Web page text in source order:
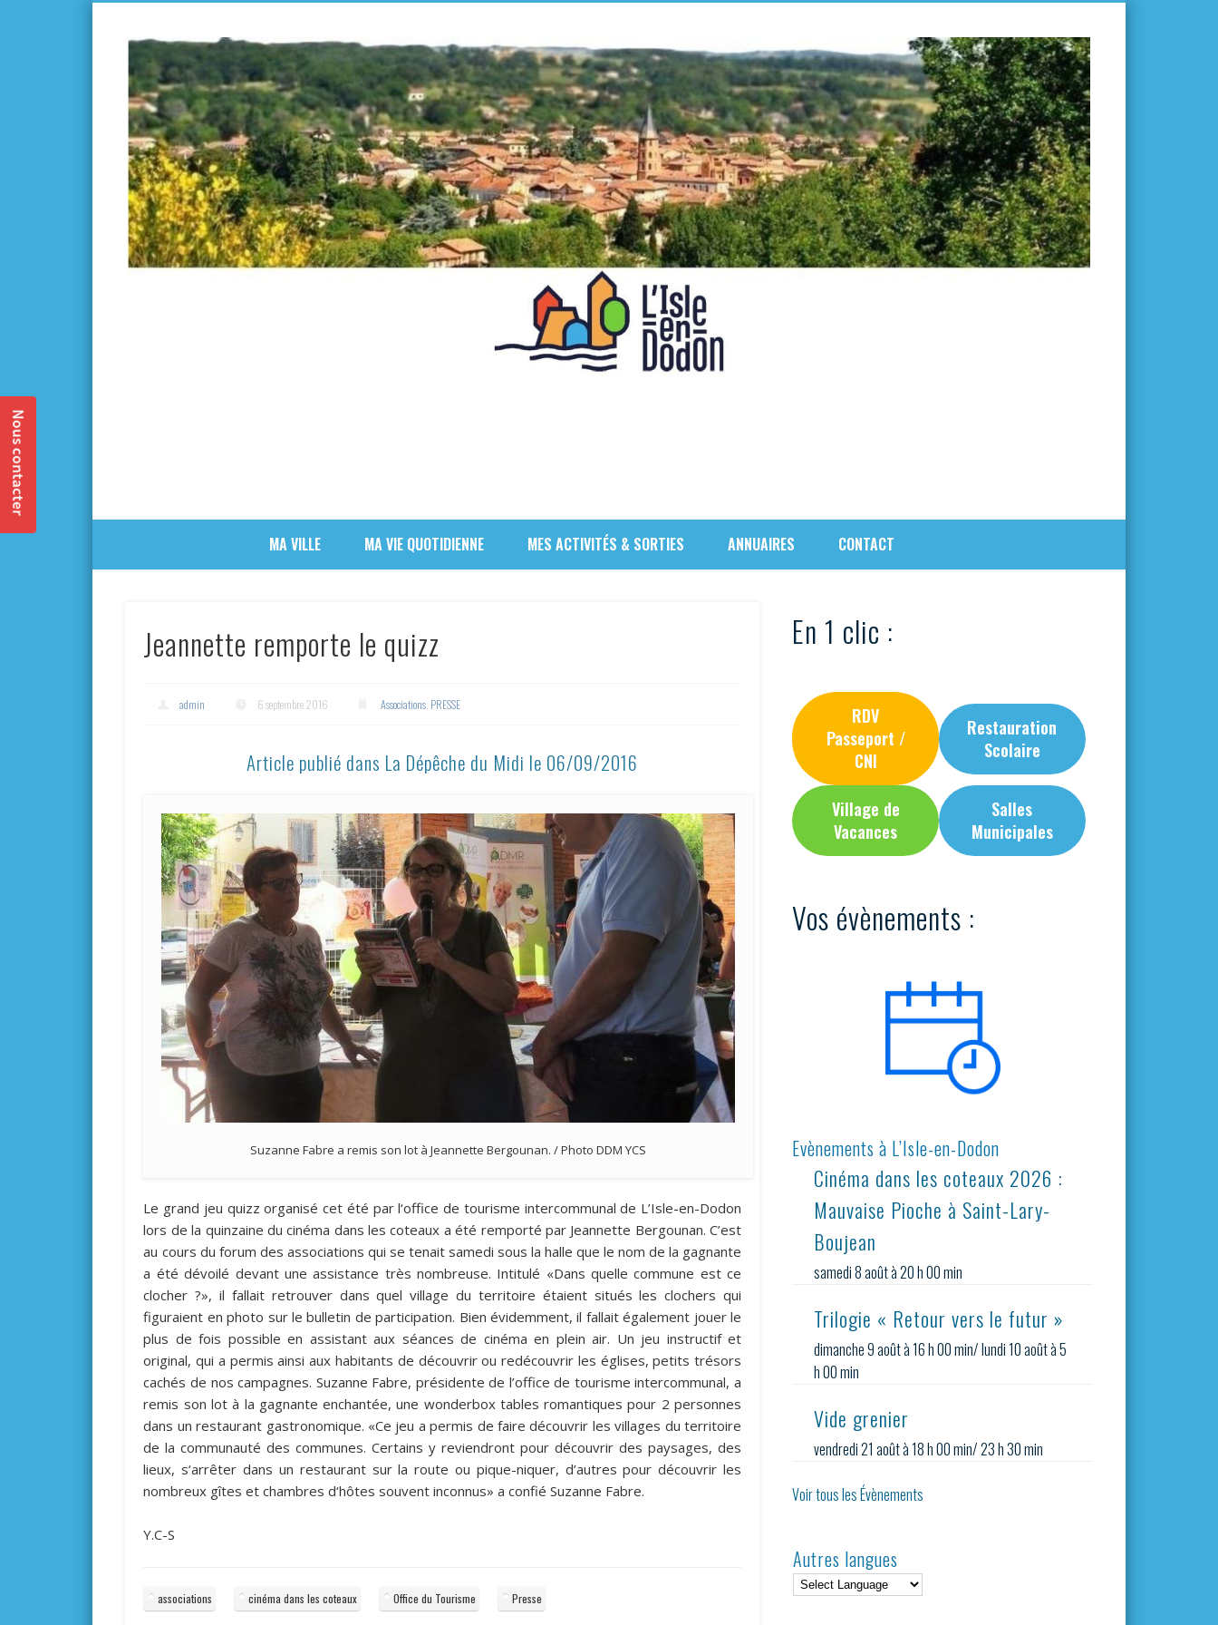
MA VILLE MA VIE QUOTIDIENNE MES ACTIVITÉS & SORTIES ANNUAIRES CONTACT
Jeannette remporte le quizz
admin 6 septembre 2016 Associations PRESSE
Article publié dans La Dépêche du Midi le 06/09/2016
Suzanne Fabre a remis son lot à Jeannette Bergounan. / Photo DDM YCS
Le grand jeu quizz organisé cet été par l‘office de tourisme intercommunal de L’Isle-en-Dodon
lors de la quinzaine du cinéma dans les coteaux a été remporté par Jeannette Bergounan. C’est
au cours du forum des associations qui se tenait samedi sous la halle que le nom de la gagnante
a été dévoilé devant une assistance très nombreuse. Intitulé «Dans quelle commune est ce
clocher ?», il fallait retrouver dans quel village du territoire étaient situés les clochers qui
figuraient en photo sur le bulletin de participation. Bien évidemment, il fallait également jouer le
plus de fois possible en assistant aux séances de cinéma en plein air. Un jeu instructif et
original, qui a permis ainsi aux habitants de découvrir ou redécouvrir les églises, petits trésors
cachés de nos campagnes. Suzanne Fabre, présidente de l’office de tourisme intercommunal, a
remis son lot à la gagnante enchantée, une wonderbox tables romantiques pour 2 personnes
dans un restaurant gastronomique. «Ce jeu a permis de faire découvrir les villages du territoire
de la communauté des communes. Certains y reviendront pour découvrir des paysages, des
lieux, s‘arrêter dans un restaurant sur la route ou pique-niquer, d’autres pour découvrir les
nombreux gîtes et chambres d‘hôtes souvent inconnus» a confié Suzanne Fabre.
Y.C-S
associations cinéma dans les coteaux Office du Tourisme Presse
En 1 clic :
RDV
Passeport /
CNI
Restauration
Scolaire
Village de
Vacances
Salles
Municipales
Vos évènements :
Evènements à L’Isle-en-Dodon
Cinéma dans les coteaux 2026 :
Mauvaise Pioche à Saint-Lary-
Boujean
samedi 8 août à 20 h 00 min
Trilogie « Retour vers le futur »
dimanche 9 août à 16 h 00 min/lundi 10 août à 5
h 00 min
Vide grenier
vendredi 21 août à 18 h 00 min/23 h 30 min
Voir tous les Évènements
Autres langues